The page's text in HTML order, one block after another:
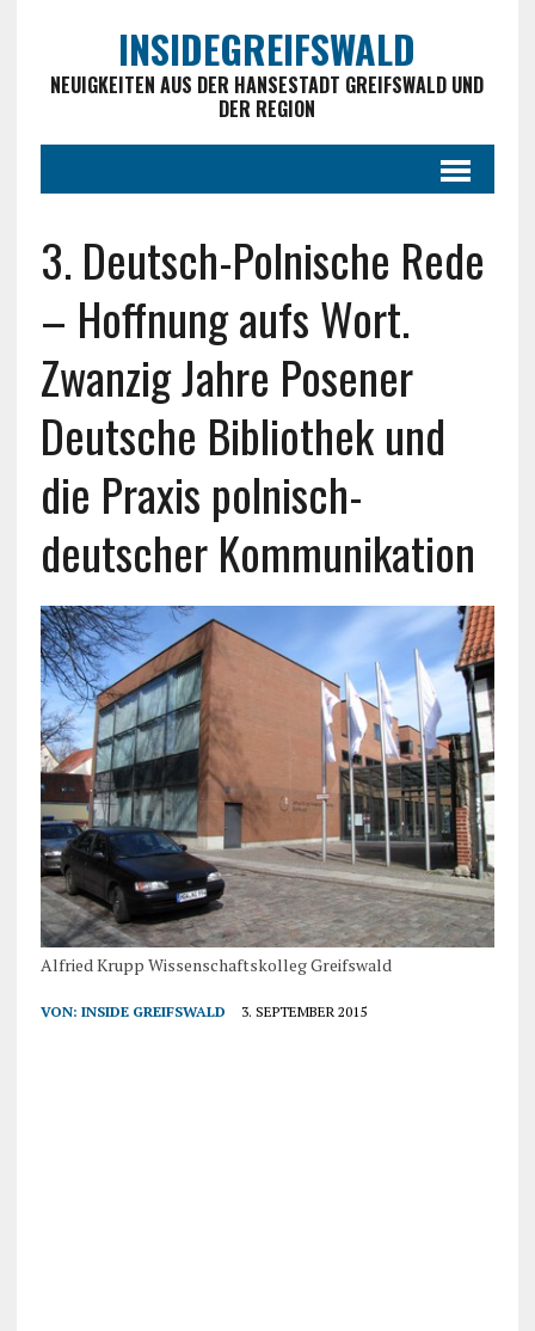
INSIDEGREIFSWALD
NEUIGKEITEN AUS DER HANSESTADT GREIFSWALD UND
DER REGION
3. Deutsch-Polnische Rede
– Hoffnung aufs Wort.
Zwanzig Jahre Posener
Deutsche Bibliothek und
die Praxis polnisch-
deutscher Kommunikation
Alfried Krupp Wissenschaftskolleg Greifswald
VON: INSIDE GREIFSWALD 3. SEPTEMBER 2015